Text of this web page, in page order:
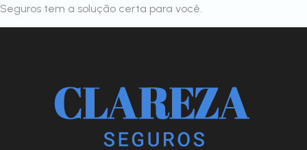
Seguros tem a solução certa para você.